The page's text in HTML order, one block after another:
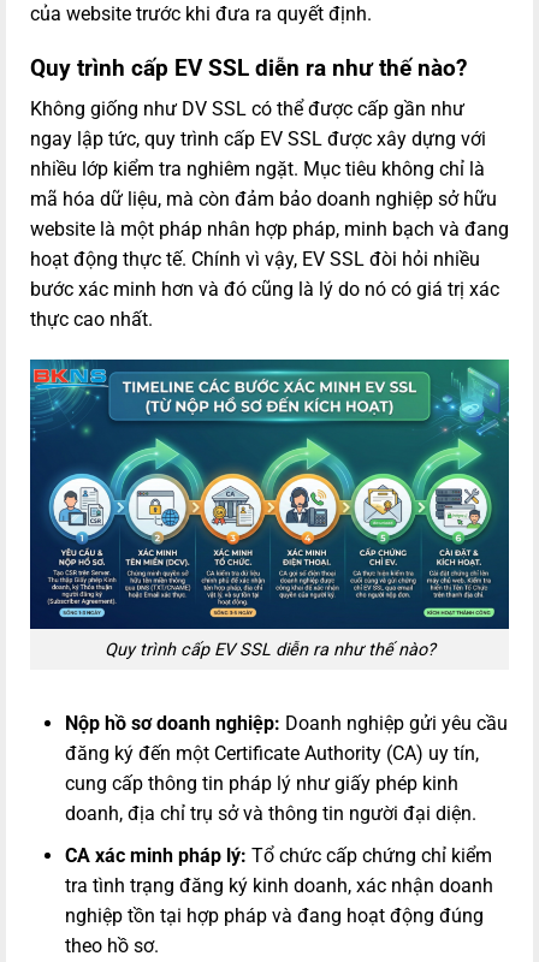
của website trước khi đưa ra quyết định.
Quy trình cấp EV SSL diễn ra như thế nào?
Không giống như DV SSL có thể được cấp gần như
ngay lập tức, quy trình cấp EV SSL được xây dựng với
nhiều lớp kiểm tra nghiêm ngặt. Mục tiêu không chỉ là
mã hóa dữ liệu, mà còn đảm bảo doanh nghiệp sở hữu
website là một pháp nhân hợp pháp, minh bạch và đang
hoạt động thực tế. Chính vì vậy, EV SSL đòi hỏi nhiều
bước xác minh hơn và đó cũng là lý do nó có giá trị xác
thực cao nhất.
Quy trình cấp EV SSL diễn ra như thế nào?
Nộp hồ sơ doanh nghiệp: Doanh nghiệp gửi yêu cầu
đăng ký đến một Certificate Authority (CA) uy tín,
cung cấp thông tin pháp lý như giấy phép kinh
doanh, địa chỉ trụ sở và thông tin người đại diện.
CA xác minh pháp lý: Tổ chức cấp chứng chỉ kiểm
tra tình trạng đăng ký kinh doanh, xác nhận doanh
nghiệp tồn tại hợp pháp và đang hoạt động đúng
theo hồ sơ.